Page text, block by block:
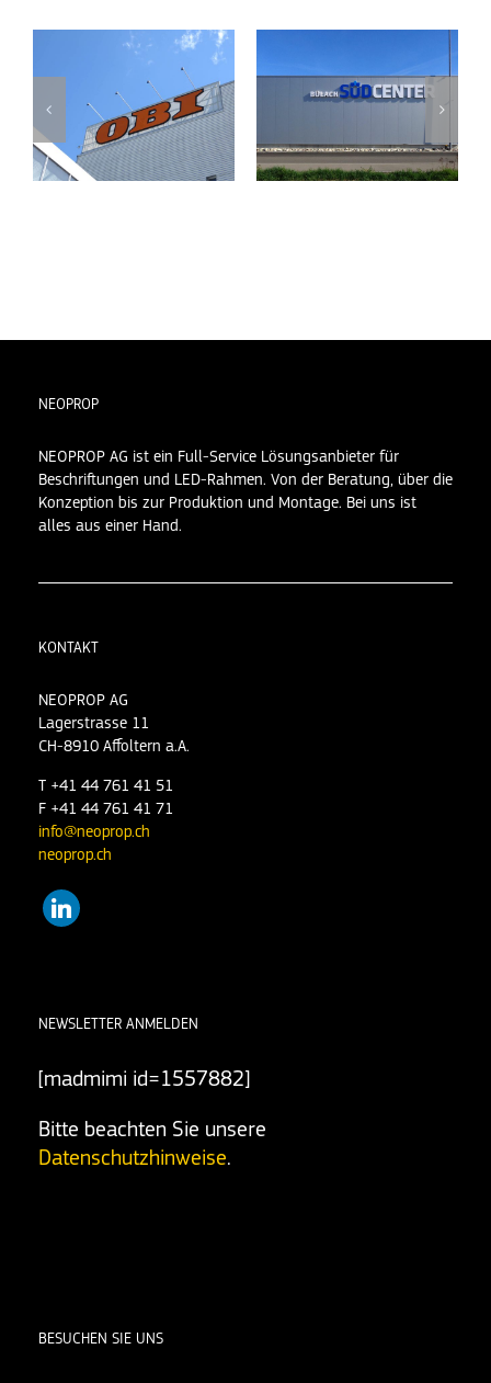
OBI
MMM MIGROS
NEOPROP
NEOPROP AG ist ein Full-Service Lösungsanbieter für
Beschriftungen und LED-Rahmen. Von der Beratung, über die
Konzeption bis zur Produktion und Montage. Bei uns ist
alles aus einer Hand.
KONTAKT
NEOPROP AG
Lagerstrasse 11
CH-8910 Affoltern a.A.
T +41 44 761 41 51
F +41 44 761 41 71
info@neoprop.ch
neoprop.ch
NEWSLETTER ANMELDEN
[madmimi id=1557882]
Bitte beachten Sie unsere
Datenschutzhinweise.
BESUCHEN SIE UNS